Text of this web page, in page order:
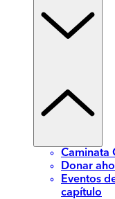
Caminata
Donar
Eventos
capítulo